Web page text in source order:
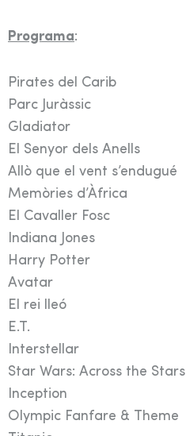
Programa:
Pirates del Carib
Parc Juràssic
Gladiator
El Senyor dels Anells
Allò que el vent s’endugué
Memòries d’Àfrica
El Cavaller Fosc
Indiana Jones
Harry Potter
Avatar
El rei lleó
E.T.
Interstellar
Star Wars: Across the Stars
Inception
Olympic Fanfare & Theme